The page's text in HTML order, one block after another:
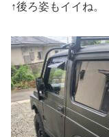
↑後ろ姿もイイね。